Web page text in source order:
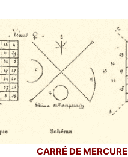
CARRÉ DE MERCURE